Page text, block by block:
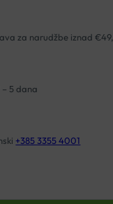
za narudžbe iznad
– 5 dana
+385 3355 4001